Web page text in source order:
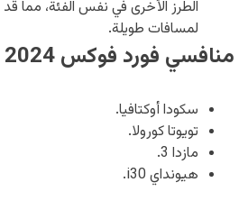
الطرز الأخرى في نفس الفئة، مما
لمسافات طويلة.
منافسي فورد فوكس 2024
سكودا أوكتافيا.
تويوتا كورولا.
مازدا 3.
هيونداي i30.